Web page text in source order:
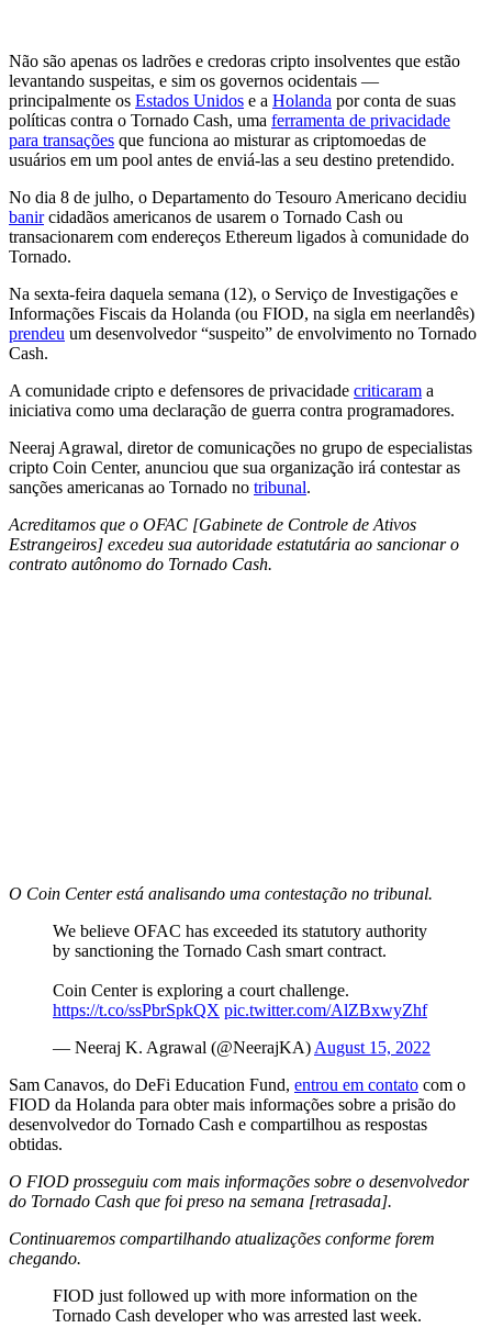
Não são apenas os ladrões e credoras cripto insolventes que estão
levantando suspeitas, e sim os governos ocidentais —
principalmente os Estados Unidos e a Holanda por conta de suas
políticas contra o Tornado Cash, uma ferramenta de privacidade
para transações que funciona ao misturar as criptomoedas de
usuários em um pool antes de enviá-las a seu destino pretendido.
No dia 8 de julho, o Departamento do Tesouro Americano decidiu
banircidadãos americanos de usarem o Tornado Cash ou
transacionarem com endereços Ethereum ligados à comunidade do
Tornado.
Na sexta-feira daquela semana (12), o Serviço de Investigações e
Informações Fiscais da Holanda (ou FIOD, na sigla em neerlandês)
prendeu um desenvolvedor “suspeito” de envolvimento no Tornado
Cash.
A comunidade cripto e defensores de privacidade criticaram a
iniciativa como uma declaração de guerra contra programadores.
Neeraj Agrawal, diretor de comunicações no grupo de especialistas
cripto Coin Center, anunciou que sua organização irá contestar as
sanções americanas ao Tornado no tribunal.
Acreditamos que o OFAC [Gabinete de Controle de Ativos
Estrangeiros] excedeu sua autoridade estatutária ao sancionar o
contrato autônomo do Tornado Cash.
O Coin Center está analisando uma contestação no tribunal.
We believe OFAC has exceeded its statutory authority
by sanctioning the Tornado Cash smart contract.
Coin Center is exploring a court challenge.
https://t.co/ssPbrSpkQX pic.twitter.com/AlZBxwyZhf
— Neeraj K. Agrawal (@NeerajKA) August 15, 2022
Sam Canavos, do DeFi Education Fund, entrou em contato com o
FIOD da Holanda para obter mais informações sobre a prisão do
desenvolvedor do Tornado Cash e compartilhou as respostas
obtidas.
O FIOD prosseguiu com mais informações sobre o desenvolvedor
do Tornado Cash que foi preso na semana [retrasada].
Continuaremos compartilhando atualizações conforme forem
chegando.
FIOD just followed up with more information on the
Tornado Cash developer who was arrested last week.